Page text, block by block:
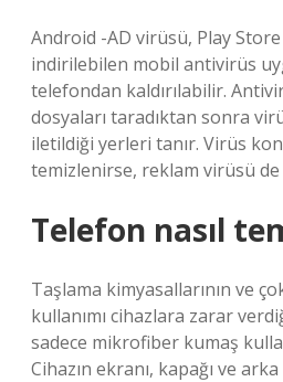
Android -AD virüsü, Play Store
indirilebilen mobil antivirüs
telefondan kaldırılabilir.
dosyaları taradıktan sonra
iletildiği yerleri tanır. Virüs
temizlenirse, reklam virüsü de
Telefon nasıl
Taşlama kimyasallarının ve
kullanımı cihazlara zarar
sadece mikrofiber kumaş
Cihazın ekranı, kapağı ve